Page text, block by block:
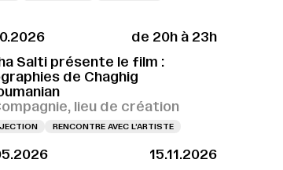
de 20h à 23h
Salti présente le film :
de Chaghig
lieu de création
RENCONTRE AVEC L’ARTISTE
15.11.2026